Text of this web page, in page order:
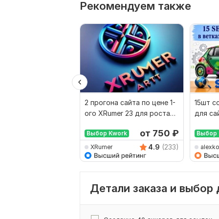
Рекомендуем также
2 прогона сайта по цене 1-
ого XRumer 23 для роста
Выбор Kwork от 750 ₽
XRumer 4.9 (233)
15шт
для
вВыбор
Детали заказа и выбор